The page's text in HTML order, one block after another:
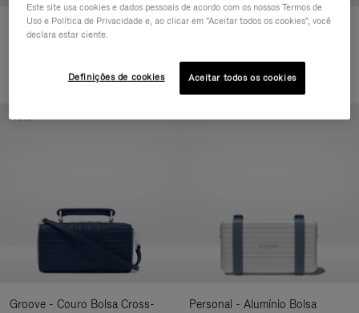
Groove - Couro Nécessaire com
Groove - Couro Nécessaire com
R$ 3.450,00
Groove - Couro Bolsa Cross-
Novo
Personal - Alumínio Bolsa
Este site usa cookies e dados pessoais de acordo com os nossos Termos de
Uso e Política de Privacidade e, ao clicar em "Aceitar todos os cookies", você
declara estar ciente.
Definições de cookies Aceitar todos os cookies